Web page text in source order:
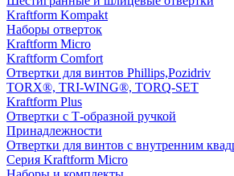
Kraftform Kompakt
Наборы отверток
Kraftform Micro
Kraftform Comfort
Отвертки для винтов Phillips,Pozidriv
TORX®, TRI-WING®, TORQ-SET
Kraftform Plus
Отвертки с Т-образной ручкой
Принадлежности
Отвертки для винтов с внутренним
Серия Kraftform Micro